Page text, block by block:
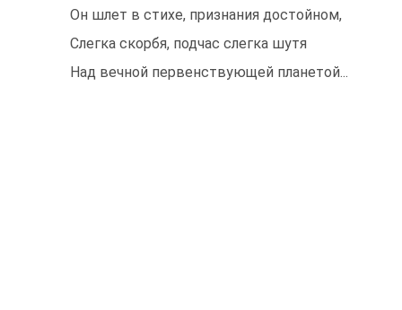
Он шлет в стихе, признания достойном,
Слегка скорбя, подчас слегка шутя
Над вечной первенствующей планетой...